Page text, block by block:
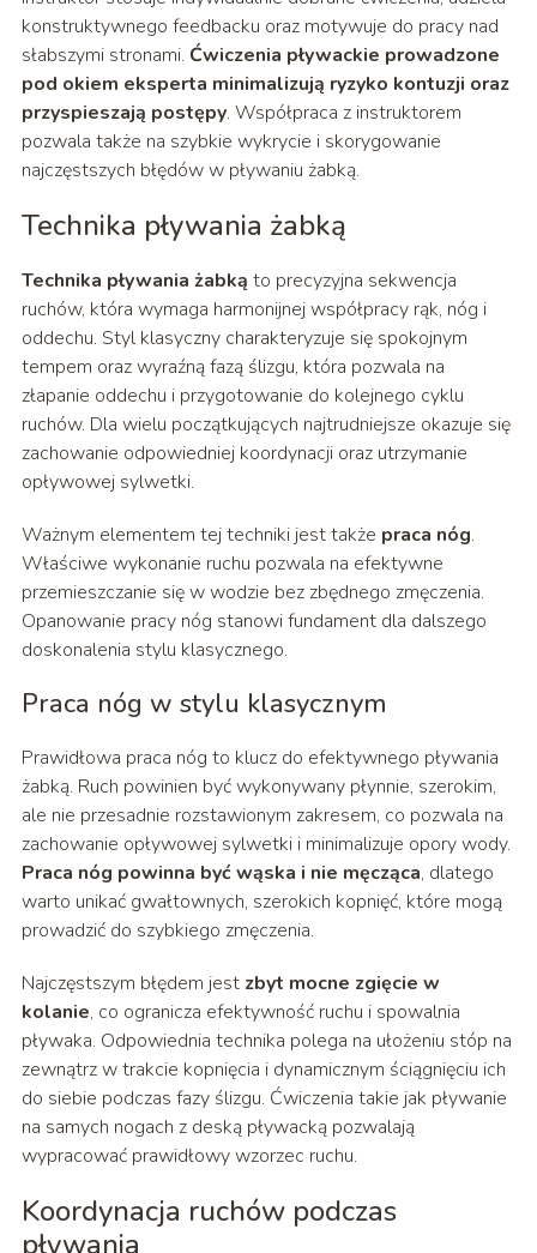
konstruktywnego feedbacku oraz motywuje do pracy nad
słabszymi stronami. Ćwiczenia pływackie prowadzone
pod okiem eksperta minimalizują ryzyko kontuzji oraz
przyspieszają postępy. Współpraca z instruktorem
pozwala także na szybkie wykrycie i skorygowanie
najczęstszych błędów w pływaniu żabką.
Technika pływania żabką
Technika pływania żabką to precyzyjna sekwencja
ruchów, która wymaga harmonijnej współpracy rąk, nóg i
oddechu. Styl klasyczny charakteryzuje się spokojnym
tempem oraz wyraźną fazą ślizgu, która pozwala na
złapanie oddechu i przygotowanie do kolejnego cyklu
ruchów. Dla wielu początkujących najtrudniejsze okazuje się
zachowanie odpowiedniej koordynacji oraz utrzymanie
opływowej sylwetki.
Ważnym elementem tej techniki jest także praca nóg.
Właściwe wykonanie ruchu pozwala na efektywne
przemieszczanie się w wodzie bez zbędnego zmęczenia.
Opanowanie pracy nóg stanowi fundament dla dalszego
doskonalenia stylu klasycznego.
Praca nóg w stylu klasycznym
Prawidłowa praca nóg to klucz do efektywnego pływania
żabką. Ruch powinien być wykonywany płynnie, szerokim,
ale nie przesadnie rozstawionym zakresem, co pozwala na
zachowanie opływowej sylwetki i minimalizuje opory wody.
Praca nóg powinna być wąska i nie męcząca, dlatego
warto unikać gwałtownych, szerokich kopnięć, które mogą
prowadzić do szybkiego zmęczenia.
Najczęstszym błędem jest zbyt mocne zgięcie w
kolanie, co ogranicza efektywność ruchu i spowalnia
pływaka. Odpowiednia technika polega na ułożeniu stóp na
zewnątrz w trakcie kopnięcia i dynamicznym ściągnięciu ich
do siebie podczas fazy ślizgu. Ćwiczenia takie jak pływanie
na samych nogach z deską pływacką pozwalają
wypracować prawidłowy wzorzec ruchu.
Koordynacja ruchów podczas
pływania